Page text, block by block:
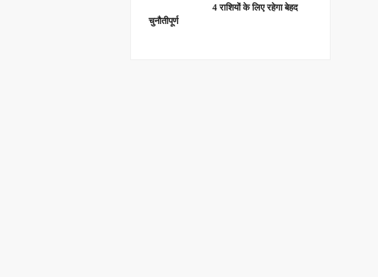
4 राशियों के लिए रहेगा बेहद
चुनौतीपूर्ण